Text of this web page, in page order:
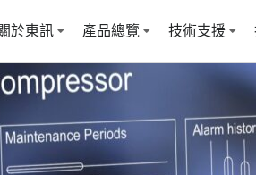
於東訊 產品總覽 技術支援